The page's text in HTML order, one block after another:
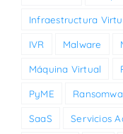
Infraestructura
IVR Malware
Máquina Virtual
PyME
SaaS Servicios